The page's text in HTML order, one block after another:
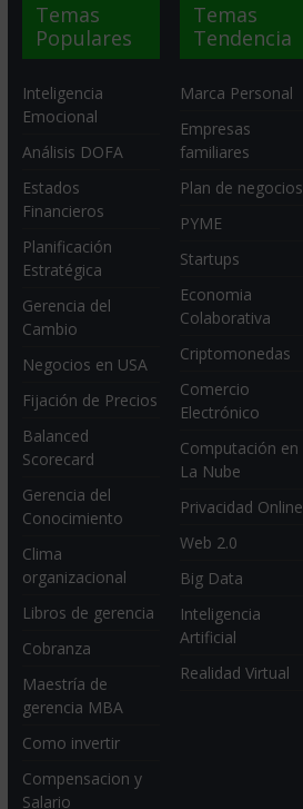
Temas
Populares
Inteligencia
Emocional
Análisis DOFA
Estados
Financieros
Planificación
Estratégica
Gerencia del
Cambio
Negocios en USA
Fijación de Precios
Balanced
Scorecard
Gerencia del
Conocimiento
Clima
organizacional
Libros de gerencia
Cobranza
Maestría de
gerencia MBA
Como invertir
Compensacion y
Salario
Temas
Tendencia
Marca Personal
Empresas
familiares
Plan de negocios
PYME
Startups
Economia
Colaborativa
Criptomonedas
Comercio
Electrónico
Computación en
La Nube
Privacidad Online
Web 2.0
Big Data
Inteligencia
Artificial
Realidad Virtual